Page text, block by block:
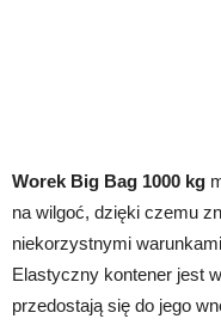
Worek Big Bag 1000 kg
na wilgoć, dzięki czemu
niekorzystnymi
Elastyczny kontener jest
przedostają się do jego